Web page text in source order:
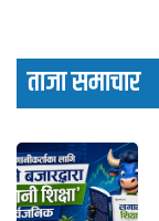
ताजा समाचार